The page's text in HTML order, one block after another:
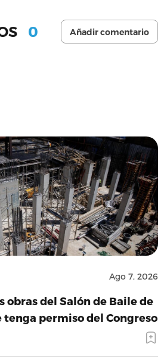
0 Añadir comentario
Ago 7, 2026
obras del Salón de Baile de
tenga permiso del Congreso